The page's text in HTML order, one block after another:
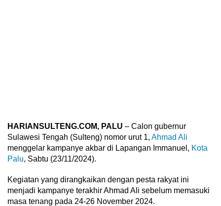
HARIANSULTENG.COM, PALU – Calon gubernur
Sulawesi Tengah (Sulteng) nomor urut 1, Ahmad Ali
menggelar kampanye akbar di Lapangan Immanuel, Kota
Palu, Sabtu (23/11/2024).
Kegiatan yang dirangkaikan dengan pesta rakyat ini
menjadi kampanye terakhir Ahmad Ali sebelum memasuki
masa tenang pada 24-26 November 2024.